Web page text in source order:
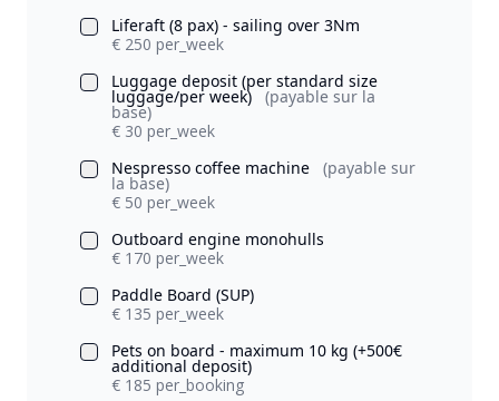
Liferaft (8 pax) - sailing over 3Nm
€ 250 per_week
Luggage deposit (per standard size
luggage/per week) (payable sur la
base)
€ 30 per_week
Nespresso coffee machine
(payable sur
la base)
€ 50 per_week
Outboard engine monohulls
€ 170 per_week
Paddle Board (SUP)
€ 135 per_week
Pets on board - maximum 10 kg (+500€
additional deposit)
€ 185 per_booking